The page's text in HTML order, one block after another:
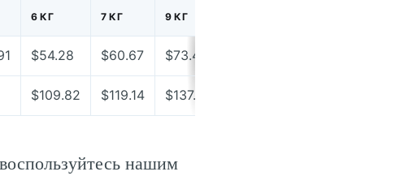
6 КГ 7 КГ 9 КГ
$54.28 $60.67 $73.42
$109.82 $119.14 $137.76
нашим